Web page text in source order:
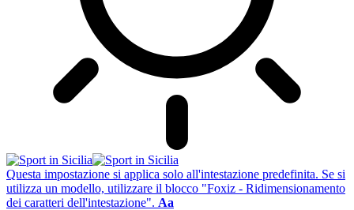
Questa impostazione si applica solo all'intestazione predefinita. Se si
utilizza un modello, utilizzare il blocco "Foxiz - Ridimensionamento
dei caratteri dell'intestazione". Aa